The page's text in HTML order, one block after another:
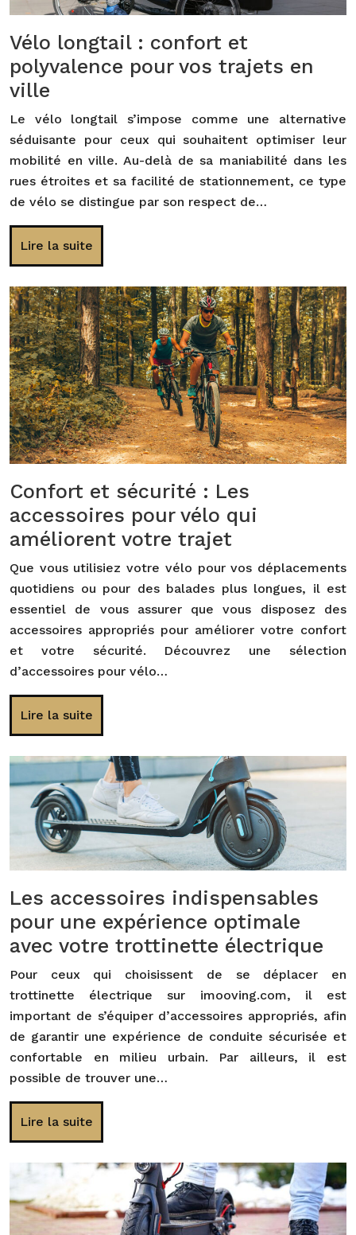
Vélo longtail : confort et
polyvalence pour vos trajets en
ville
Le vélo longtail s’impose comme une alternative
séduisante pour ceux qui souhaitent optimiser leur
mobilité en ville. Au-delà de sa maniabilité dans les
rues étroites et sa facilité de stationnement, ce type
de vélo se distingue par son respect de…
Lire la suite
Confort et sécurité : Les
accessoires pour vélo qui
améliorent votre trajet
Que vous utilisiez votre vélo pour vos déplacements
quotidiens ou pour des balades plus longues, il est
essentiel de vous assurer que vous disposez des
accessoires appropriés pour améliorer votre confort
et votre sécurité. Découvrez une sélection
d’accessoires pour vélo…
Lire la suite
Les accessoires indispensables
pour une expérience optimale
avec votre trottinette électrique
Pour ceux qui choisissent de se déplacer en
trottinette électrique sur imooving.com, il est
important de s’équiper d’accessoires appropriés, afin
de garantir une expérience de conduite sécurisée et
confortable en milieu urbain. Par ailleurs, il est
possible de trouver une…
Lire la suite